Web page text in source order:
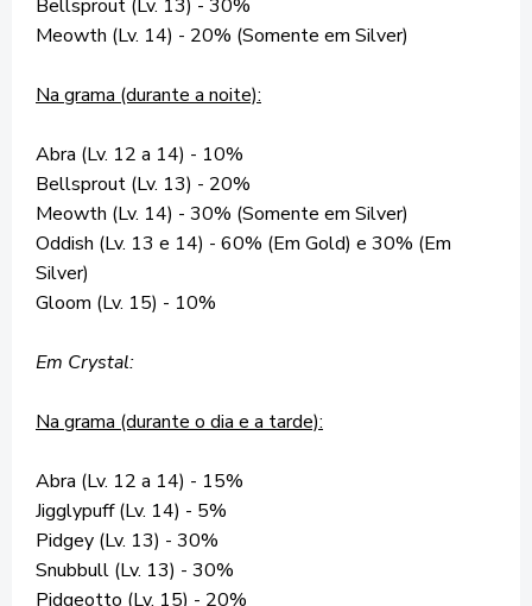
Bellsprout (Lv. 13) - 30%
Meowth (Lv. 14) - 20% (Somente em Silver)
Na grama (durante a noite):
Abra (Lv. 12 a 14) - 10%
Bellsprout (Lv. 13) - 20%
Meowth (Lv. 14) - 30% (Somente em Silver)
Oddish (Lv. 13 e 14) - 60% (Em Gold) e 30% (Em
Silver)
Gloom (Lv. 15) - 10%
Em Crystal:
Na grama (durante o dia e a tarde):
Abra (Lv. 12 a 14) - 15%
Jigglypuff (Lv. 14) - 5%
Pidgey (Lv. 13) - 30%
Snubbull (Lv. 13) - 30%
Pidgeotto (Lv. 15) - 20%